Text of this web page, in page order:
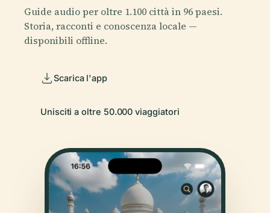
Guide audio per oltre 1.100 città in 96 paesi.
Storia, racconti e conoscenza locale —
disponibili offline.
Scarica l'app
Unisciti a oltre 50.000 viaggiatori